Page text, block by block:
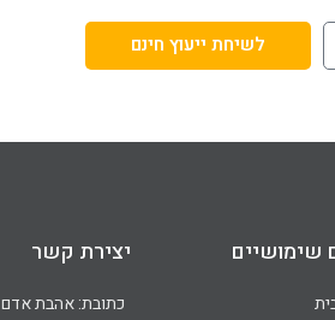
לשיחת ייעוץ חינם
שימושיים יצירת קשר
כתובת: אהבת אדם 73 כפר יונה